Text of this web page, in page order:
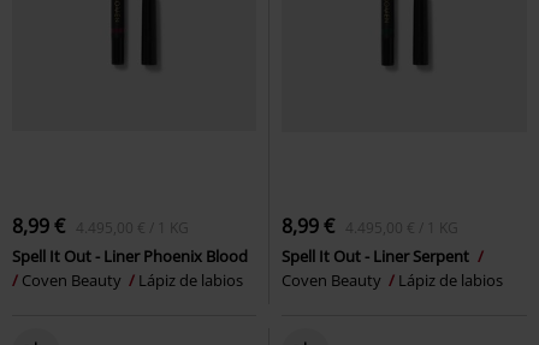
8,99 € 4.495,00 € / 1 KG
Spell It Out - Liner Phoenix Blood
Coven Beauty
Lápiz de labios
8,99 € 4.495,00 € / 1 KG
Spell It Out - Liner Serpent
Coven Beauty
Lápiz de labios